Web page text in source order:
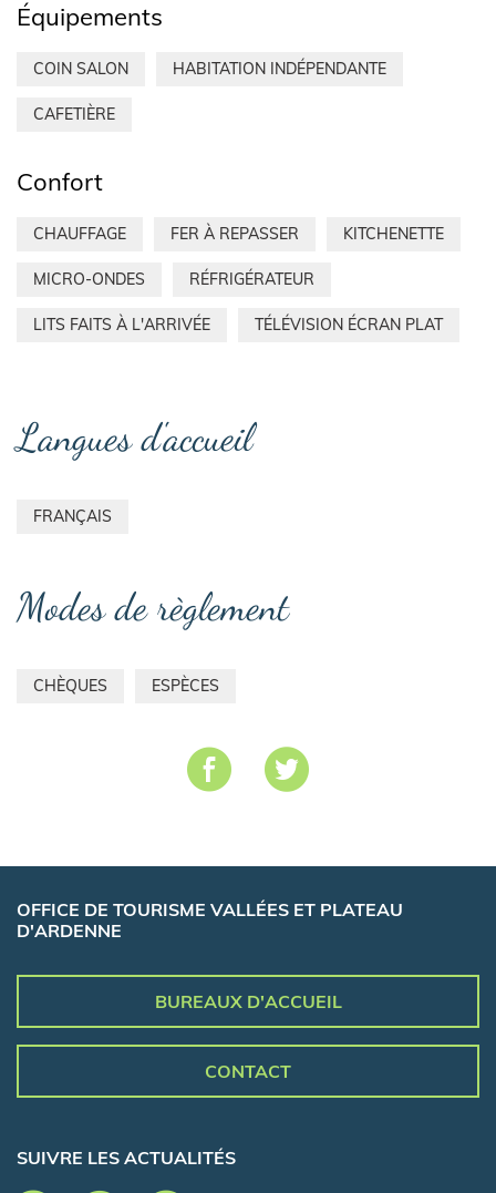
Équipements
COIN SALON HABITATION INDÉPENDANTE
CAFETIÈRE
Confort
CHAUFFAGE FER À REPASSER KITCHENETTE
MICRO-ONDES RÉFRIGÉRATEUR
LITS FAITS À L'ARRIVÉE TÉLÉVISION ÉCRAN PLAT
Langues d'accueil
FRANÇAIS
Modes de règlement
CHÈQUES ESPÈCES
OFFICE DE TOURISME VALLÉES ET PLATEAU
D'ARDENNE
BUREAUX D'ACCUEIL
CONTACT
SUIVRE LES ACTUALITÉS